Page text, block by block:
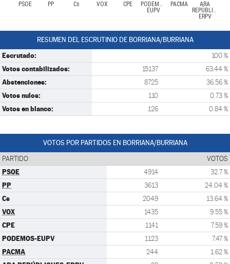
PSOE PP Cs VOX CPE
PODEMOS-
EUPV
PACMA
ARA
REPÚBLIQUES-
ERPV
RESUMEN DEL ESCRUTINIO DE BORRIANA/BURRIANA
Escrutado: 100 %
Votos contabilizados: 15137 63.44 %
Abstenciones: 8725 36.56 %
Votos nulos: 110 0.73 %
Votos en blanco: 126 0.84 %
VOTOS POR PARTIDOS EN BORRIANA/BURRIANA
PARTIDO VOTOS
PSOE 4914 32.7 %
PP 3613 24.04 %
Cs 2049 13.64 %
VOX 1435 9.55 %
CPE 1141 7.59 %
PODEMOS-EUPV 1123 7.47 %
PACMA 244 1.62 %